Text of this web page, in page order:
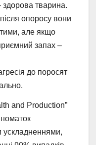
здорова тварина.
опоросу вони
але якщо
запах –
до поросят
and Production”
ускладненнями,